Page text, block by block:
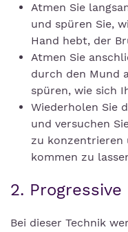
Atmen Sie
und spüren Sie,
Hand hebt, der
Atmen Sie
durch den Mund
spüren, wie sich
Wiederholen Sie
und versuchen
zu konzentrieren
kommen zu
2.
Bei dieser Technik